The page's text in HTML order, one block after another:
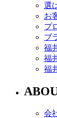
選
お
プ
ブ
福
福
福
会